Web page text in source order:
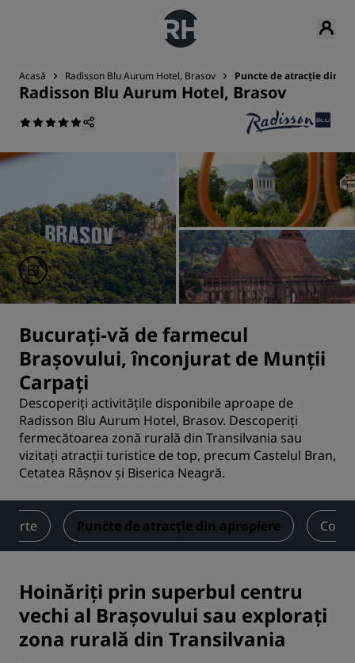
Acasă Radisson Blu Aurum Hotel, Brasov Puncte de atracție din
Radisson Blu Aurum Hotel, Brasov
Bucurați-vă de farmecul
Brașovului, înconjurat de Munții
Carpați
Descoperiți activitățile disponibile aproape de
Radisson Blu Aurum Hotel, Brasov. Descoperiți
fermecătoarea zonă rurală din Transilvania sau
vizitați atracții turistice de top, precum Castelul Bran,
Cetatea Râșnov și Biserica Neagră.
Puncte de atracție din apropiere
Hoinăriți prin superbul centru
vechi al Brașovului sau explorați
zona rurală din Transilvania